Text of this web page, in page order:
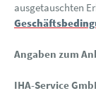
ausgetauschten
Angaben zum
IHA-Service